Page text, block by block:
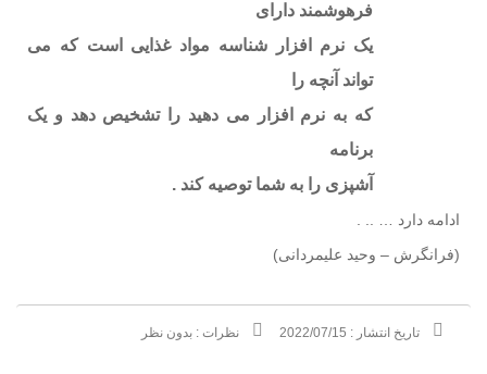
فرهوشمند دارای
یک نرم افزار شناسه مواد غذایی است که می
تواند آنچه را
که به نرم افزار می دهید را تشخیص دهد و یک
برنامه
آشپزی را به شما توصیه کند .
ادامه دارد … .. .
(فرانگرش – وحید علیمردانی)
تاریخ انتشار : 2022/07/15 نظرات : بدون نظر